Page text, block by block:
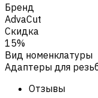
Бренд
AdvaCut
Скидка
15%
Вид номенклатуры
Адаптеры для
Отзывы